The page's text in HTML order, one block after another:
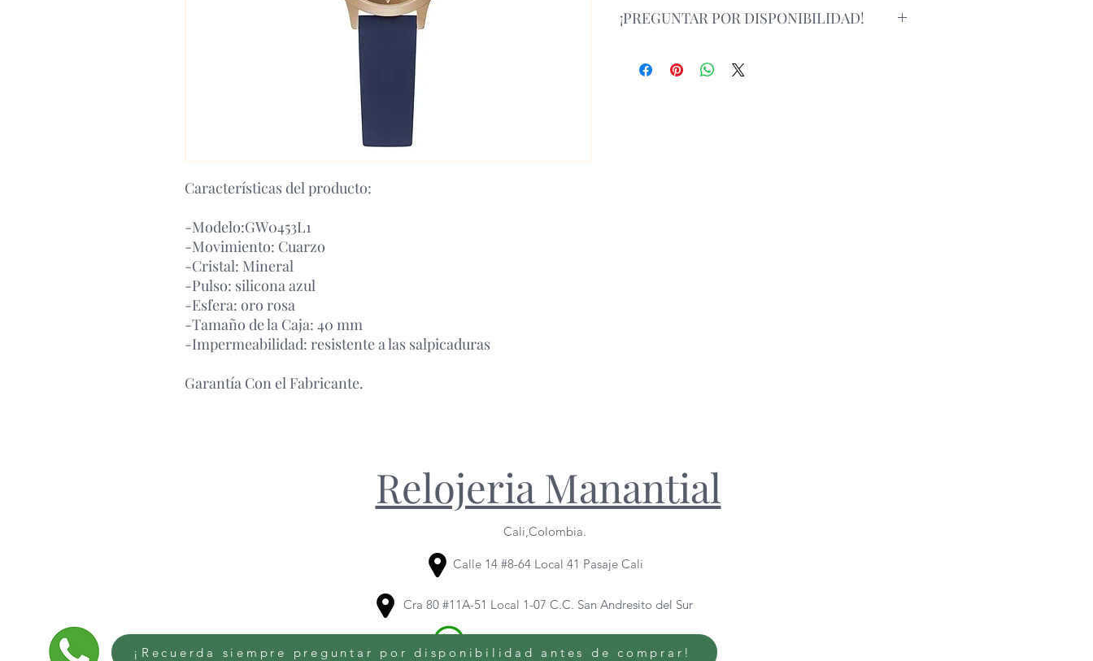
Características del producto:
-Modelo:GW0453L1
-Movimiento: Cuarzo
-Cristal: Mineral
-Pulso: silicona azul
-Esfera: oro rosa
-Tamaño de la Caja: 40 mm
-Impermeabilidad: resistente a las salpicaduras
Garantía Con el Fabricante.
¡PREGUNTAR POR DISPONIBILIDAD!
contáctanos y consulta la disponibilidad del producto via
¡Recuerda siempre preguntar por disponibilidad antes de comprar!
Relojeria Manantial
Cali,Colombia.
Calle 14 #8-64 Local 41 Pasaje Cali
Cra 80 #11A-51 Local 1-07 C.C. San Andresito del Sur